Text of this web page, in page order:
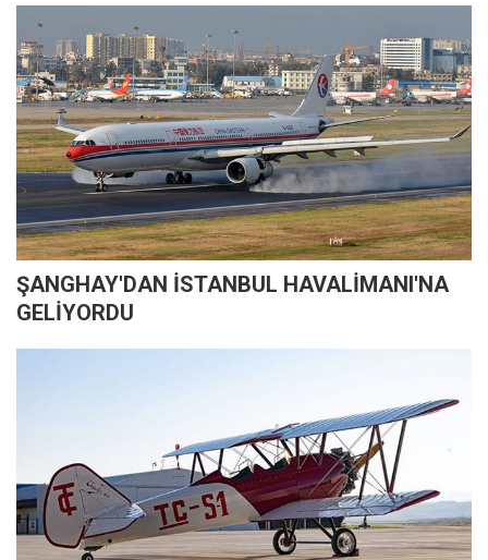
ŞANGHAY'DAN İSTANBUL HAVALİMANI'NA
GELİYORDU